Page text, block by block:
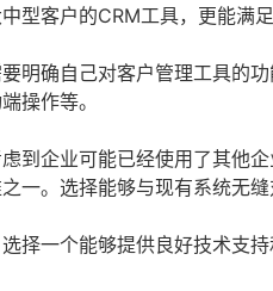
型客户的CRM工具，更能满足
要明确自己对客户管理工具的
操作等。
虑到企业可能已经使用了其他
一。选择能够与现有系统无
选择一个能够提供良好技术支